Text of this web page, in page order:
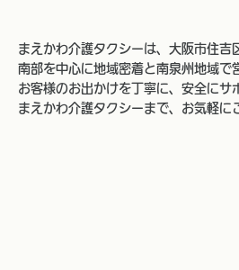
まえかわ介護タクシーは、大阪市住
南部を中心に地域密着と南泉州地域で
お客様のお出かけを丁寧に、安全にサ
まえかわ介護タクシーまで、お気軽に